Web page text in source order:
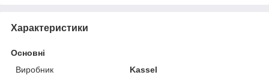
Характеристики
Основні
Виробник
Kassel